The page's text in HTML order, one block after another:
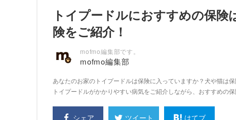
トイプードルにおすすめの保
険をご紹介！
mofmo編集部です。
mofmo編集部
あなたのお家のトイプードルは保険に入っていますか？犬や猫は
トイプードルがかかりやすい病気をご紹介しながら、おすすめの
シェア ツイート はてブ